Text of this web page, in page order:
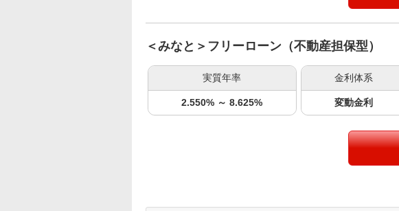
＜みなと＞フリーローン（不動産担保型）
実質年率
2.550% ～ 8.625%
金利体系
変動金利